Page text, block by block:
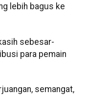
lebih bagus ke
sebesar-
para pemain
semangat,